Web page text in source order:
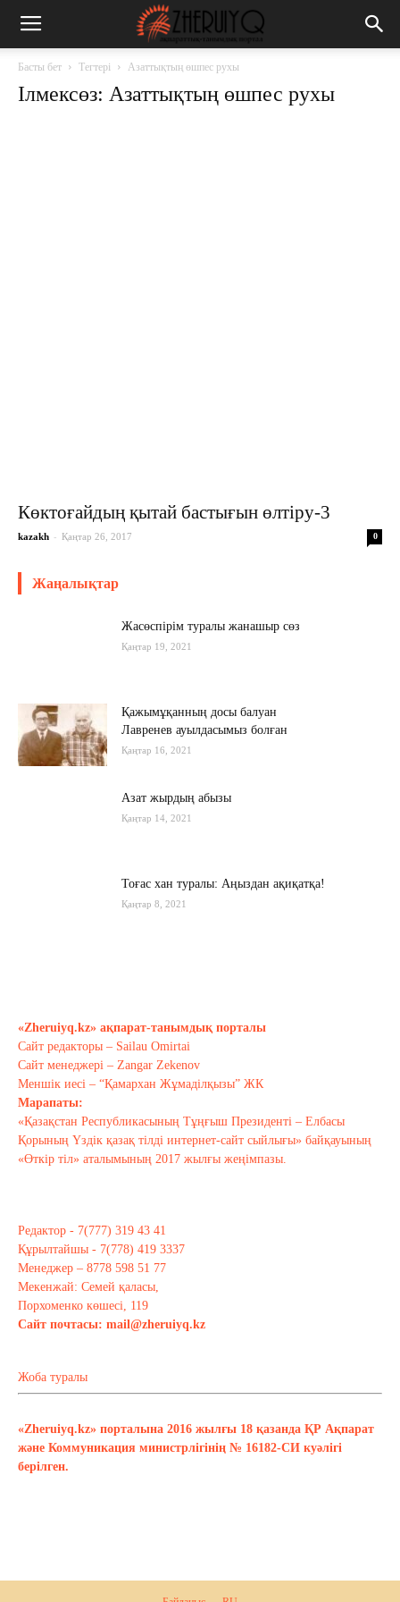
Басты бет Тегтері Азаттықтың өшпес рухы
Ілмексөз: Азаттықтың өшпес рухы
Көктоғайдың қытай бастығын өлтіру-3
kazakh - Қаңтар 26, 2017 0
Жаңалықтар
Жасөспірім туралы жанашыр сөз
Қаңтар 19, 2021
Қажымұқанның досы балуан
Лавренев ауылдасымыз болған
Қаңтар 16, 2021
Азат жырдың абызы
Қаңтар 14, 2021
Тоғас хан туралы: Аңыздан ақиқатқа!
Қаңтар 8, 2021
Тағы оқу
«Zheruiyq.kz» ақпарат-танымдық порталы
Сайт редакторы – Sailau Omirtai
Сайт менеджері – Zangar Zekenov
Меншік иесі – “Қамархан Жұмаділқызы” ЖК
Марапаты:
«Қазақстан Республикасының Тұңғыш Президенті – Елбасы
Қорының Үздік қазақ тілді интернет-сайт сыйлығы» байқауының
«Өткір тіл» аталымының 2017 жылғы жеңімпазы.
Редактор - 7(777) 319 43 41
Құрылтайшы - 7(778) 419 3337
Менеджер – 8778 598 51 77
Мекенжай: Семей қаласы,
Порхоменко көшесі, 119
Сайт почтасы: mail@zheruiyq.kz
Жоба туралы
«Zheruiyq.kz» порталына 2016 жылғы 18 қазанда ҚР Ақпарат
және Коммуникация министрлігінің № 16182-СИ куәлігі
берілген.